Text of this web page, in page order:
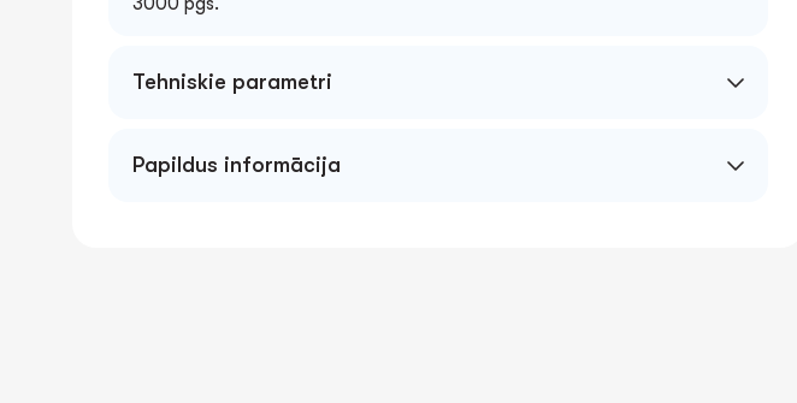
Tehniskie parametri
Papildus informācija